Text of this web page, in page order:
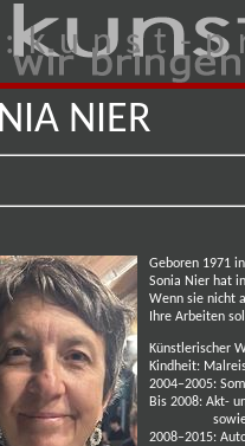
k u n s t - p
NIER
Geboren 1971
Sonia Nier hat
Wenn sie nicht
Ihre Arbeiten
Künstlerischer
Kindheit:
2004–2005:
Bis 2008: Akt-
sowie
2008–2015: